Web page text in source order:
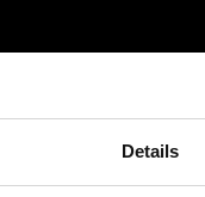
Details